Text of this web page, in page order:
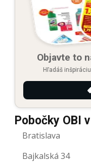
Objavte to
Hľadáš
Pobočky OBI
Bratislava
Bajkalská 34